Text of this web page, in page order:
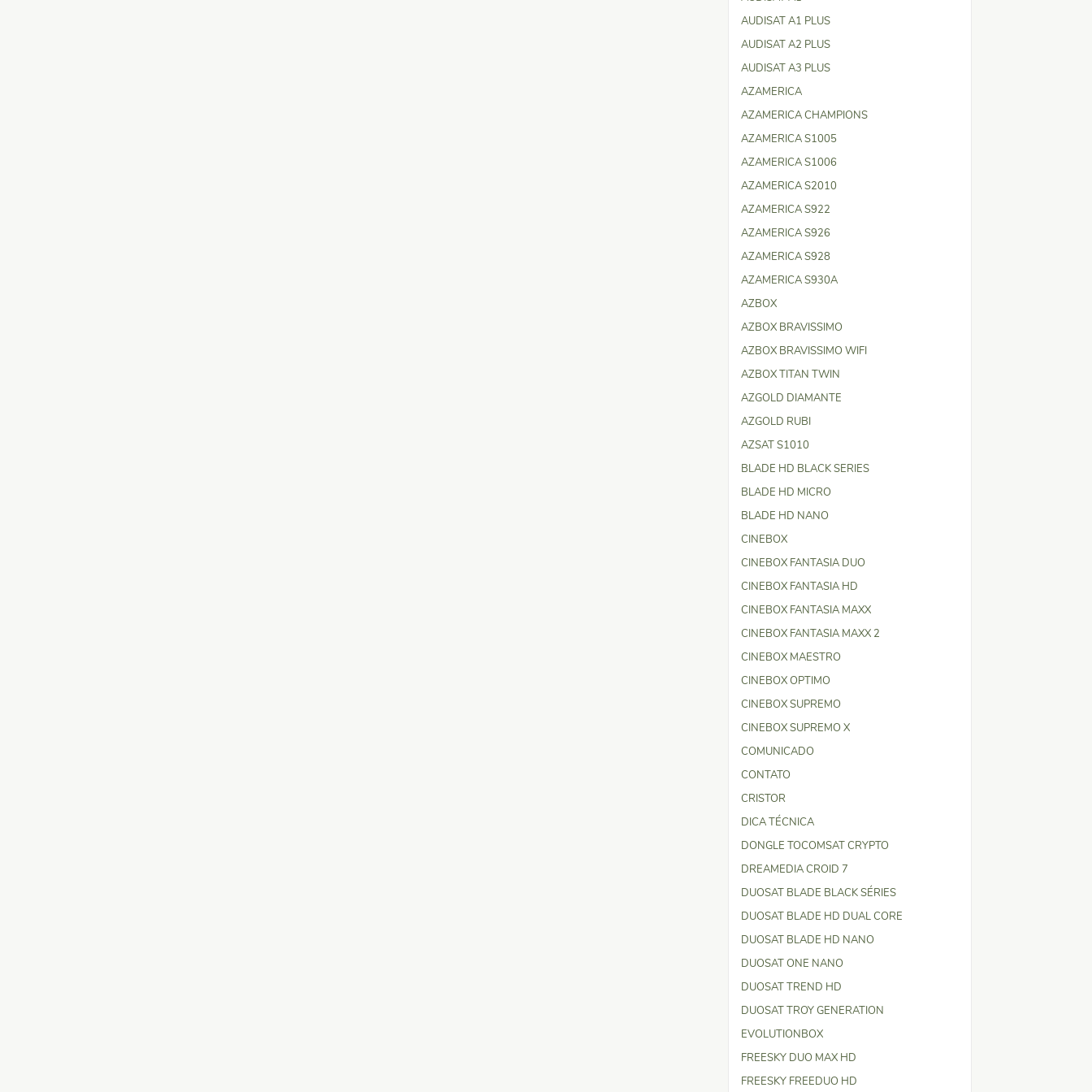
AUDISAT A1 PLUS
AUDISAT A2 PLUS
AUDISAT A3 PLUS
AZAMERICA
AZAMERICA CHAMPIONS
AZAMERICA S1005
AZAMERICA S1006
AZAMERICA S2010
AZAMERICA S922
AZAMERICA S926
AZAMERICA S928
AZAMERICA S930A
AZBOX
AZBOX BRAVISSIMO
AZBOX BRAVISSIMO WIFI
AZBOX TITAN TWIN
AZGOLD DIAMANTE
AZGOLD RUBI
AZSAT S1010
BLADE HD BLACK SERIES
BLADE HD MICRO
BLADE HD NANO
CINEBOX
CINEBOX FANTASIA DUO
CINEBOX FANTASIA HD
CINEBOX FANTASIA MAXX
CINEBOX FANTASIA MAXX 2
CINEBOX MAESTRO
CINEBOX OPTIMO
CINEBOX SUPREMO
CINEBOX SUPREMO X
COMUNICADO
CONTATO
CRISTOR
DICA TÉCNICA
DONGLE TOCOMSAT CRYPTO
DREAMEDIA CROID 7
DUOSAT BLADE BLACK SÉRIES
DUOSAT BLADE HD DUAL CORE
DUOSAT BLADE HD NANO
DUOSAT ONE NANO
DUOSAT TREND HD
DUOSAT TROY GENERATION
EVOLUTIONBOX
FREESKY DUO MAX HD
FREESKY FREEDUO HD